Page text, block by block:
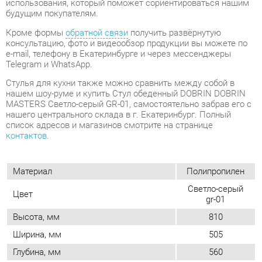
Стулья для кухни также можно сравнить между собой в
нашем шоу-руме и купить Стул обеденный DOBRIN DOBRIN
MASTERS Светло-серый GR-01, самостоятельно забрав его с
нашего центрального склада в г. Екатеринбург. Полный
список адресов и магазинов смотрите на странице
контактов.
Материал Полипропилен
Цвет
Светло-серый
gr-01
Ширина, мм
505
Глубина, мм
560
Вес упаковок, кг
6
Объем упаковок, м3
0.456
Форма
Квадратные
Мягкая спинка
Нет